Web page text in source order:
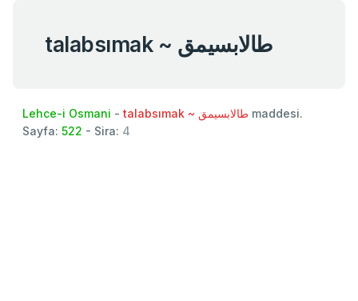
talabsımak ~ طالابسيمق
Lehce-i Osmani - talabsımak ~ طالابسيمق maddesi.
Sayfa: 522 - Sira: 4